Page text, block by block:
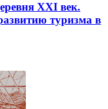
ХХI век.
туризма в